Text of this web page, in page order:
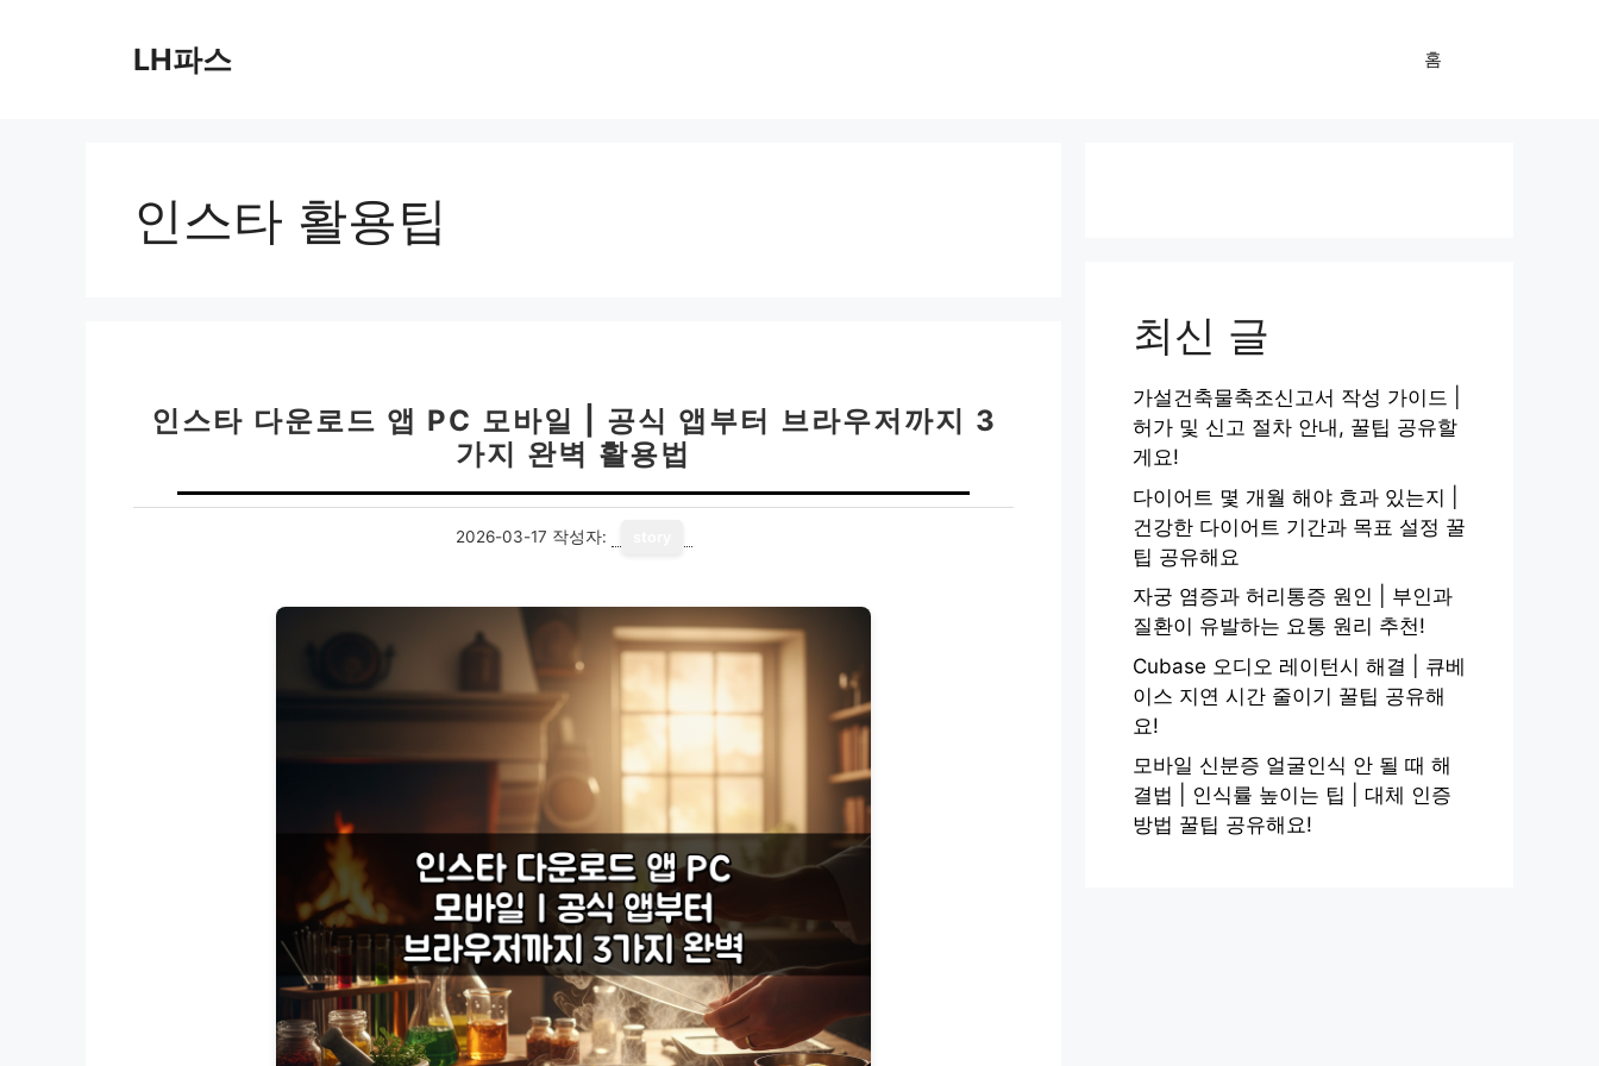
LH파스 홈
인스타 활용팁
인스타 다운로드 앱 PC 모바일 | 공식 앱부터 브라우저까지 3
가지 완벽 활용법
2026-03-17 작성자:
최신 글
가설건축물축조신고서 작성 가이드 |
허가 및 신고 절차 안내, 꿀팁 공유할
게요!
다이어트 몇 개월 해야 효과 있는지 |
건강한 다이어트 기간과 목표 설정 꿀
팁 공유해요
자궁 염증과 허리통증 원인 | 부인과
질환이 유발하는 요통 원리 추천!
Cubase 오디오 레이턴시 해결 | 큐베
이스 지연 시간 줄이기 꿀팁 공유해
요!
모바일 신분증 얼굴인식 안 될 때 해
결법 | 인식률 높이는 팁 | 대체 인증
방법 꿀팁 공유해요!